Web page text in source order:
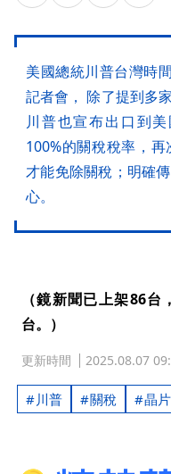
美國總統川普台灣時
記者會， 除了提到多
川普也宣布出口到
100%的關稅稅率，
才能免除關稅；明確
心。
（鏡新聞已上架86
台。）
更新時間 2025.08.07
川普 關稅 晶片